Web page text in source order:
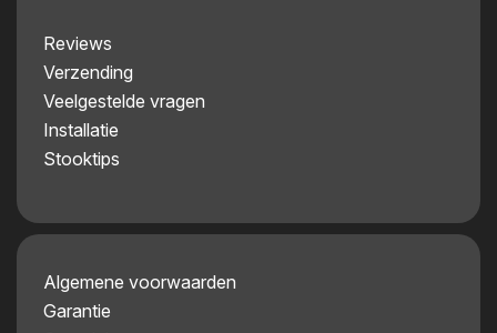
Reviews
Verzending
Veelgestelde vragen
Installatie
Stooktips
Algemene voorwaarden
Garantie